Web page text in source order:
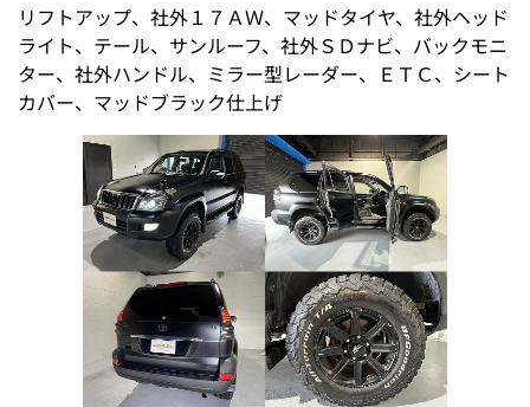
リフトアップ、社外１７ＡＷ、マッドタイヤ、社外ヘッド
ライト、テール、サンルーフ、社外ＳＤナビ、バックモニ
ター、社外ハンドル、ミラー型レーダー、ＥＴＣ、シート
カバー、マッドブラック仕上げ